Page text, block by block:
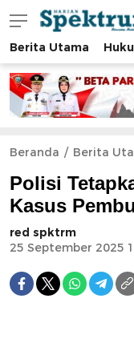
Berita Utama
Beranda Berita
Polisi
Kasus
red spktrm
25 September 2025